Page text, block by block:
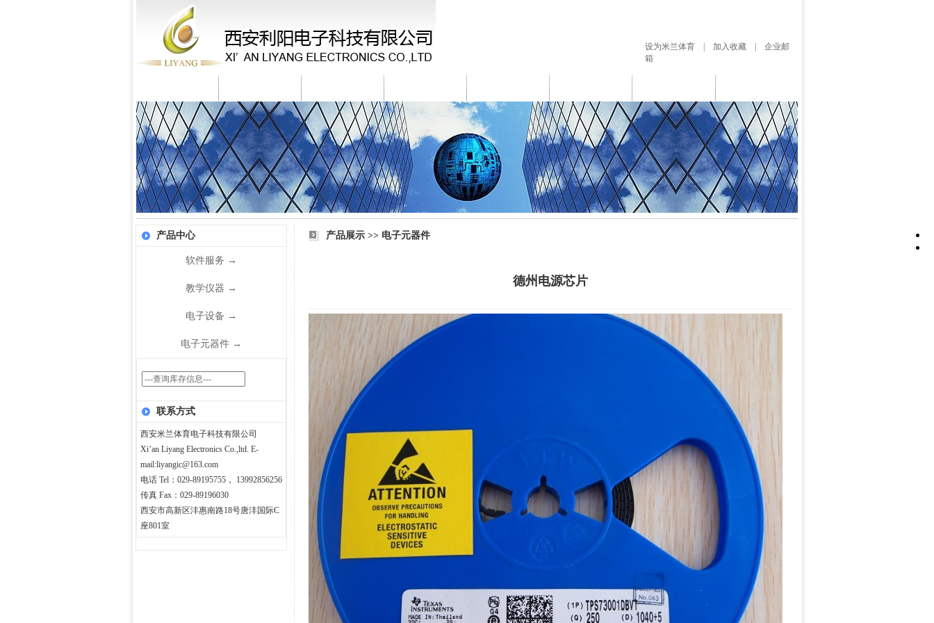
设为米兰体育 | 加入收藏 | 企业邮
箱
产品中心
软件服务 →
教学仪器 →
电子设备 →
电子元器件 →
联系方式
西安米兰体育电子科技有限公司
Xi’an Liyang Electronics Co.,ltd. E-
mail:liyangic@163.com
电话 Tel：029-89195755， 13992856256
传真 Fax：029-89196030
西安市高新区沣惠南路18号唐沣国际C
座801室
产品展示 >> 电子元器件
德州电源芯片